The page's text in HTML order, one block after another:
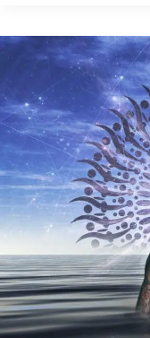
ESCAPADAS
ESPIRTUALES